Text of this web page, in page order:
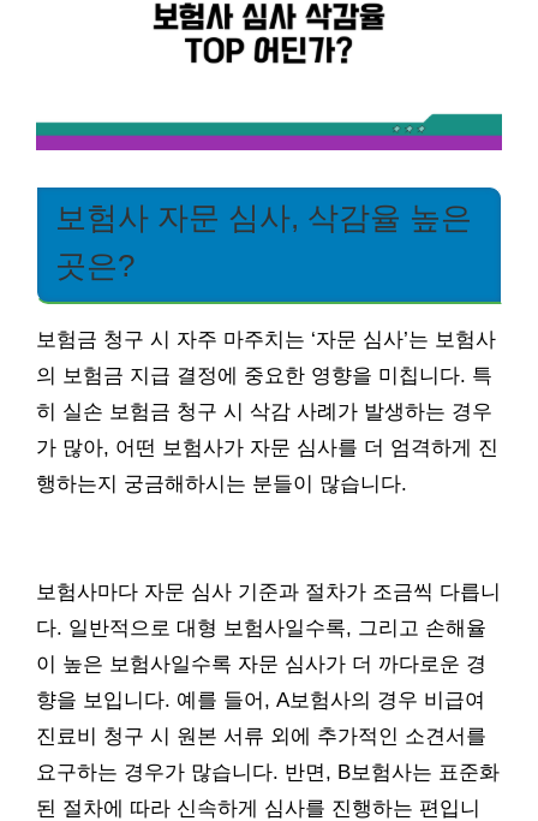
보험사 자문 심사, 삭감율 높은
곳은?
보험금 청구 시 자주 마주치는 ‘자문 심사’는 보험사
의 보험금 지급 결정에 중요한 영향을 미칩니다. 특
히 실손 보험금 청구 시 삭감 사례가 발생하는 경우
가 많아, 어떤 보험사가 자문 심사를 더 엄격하게 진
행하는지 궁금해하시는 분들이 많습니다.
보험사마다 자문 심사 기준과 절차가 조금씩 다릅니
다. 일반적으로 대형 보험사일수록, 그리고 손해율
이 높은 보험사일수록 자문 심사가 더 까다로운 경
향을 보입니다. 예를 들어, A보험사의 경우 비급여
진료비 청구 시 원본 서류 외에 추가적인 소견서를
요구하는 경우가 많습니다. 반면, B보험사는 표준화
된 절차에 따라 신속하게 심사를 진행하는 편입니